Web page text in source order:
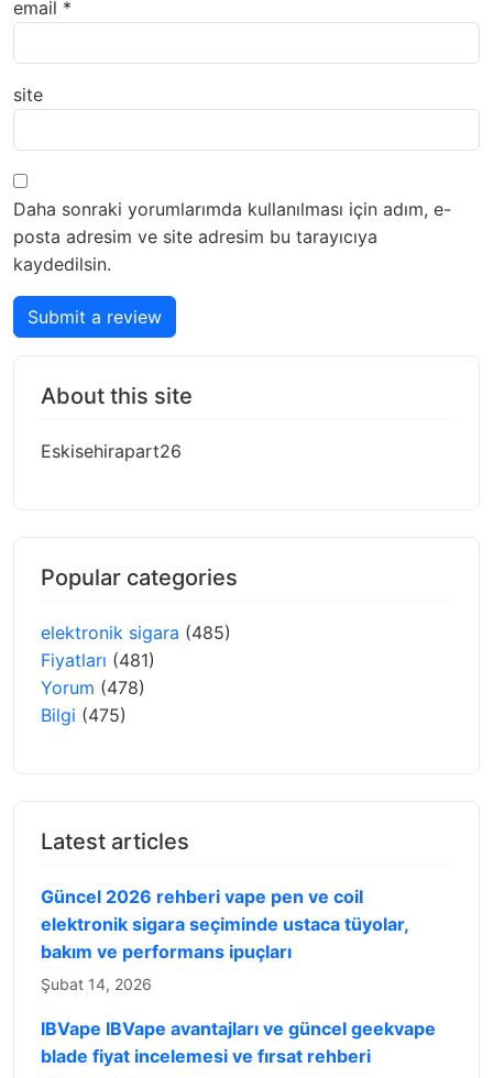
email *
site
Daha sonraki yorumlarımda kullanılması için adım, e-
posta adresim ve site adresim bu tarayıcıya
kaydedilsin.
Submit a review
About this site
Eskisehirapart26
Popular categories
elektronik sigara (485)
Fiyatları (481)
Yorum (478)
Bilgi (475)
Latest articles
Güncel 2026 rehberi vape pen ve coil
elektronik sigara seçiminde ustaca tüyolar,
bakım ve performans ipuçları
Şubat 14, 2026
IBVape IBVape avantajları ve güncel geekvape
blade fiyat incelemesi ve fırsat rehberi